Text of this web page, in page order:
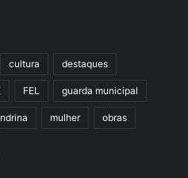
cultura destaques
FEL guarda municipal
mulher obras